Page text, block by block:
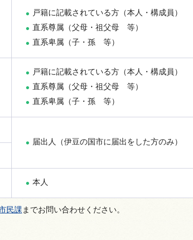
戸籍に記載されている方（本人・構成員）
直系尊属（父母・祖父母
等）
直系卑属（子・孫
等）
戸籍に記載されている方（本人・構成員）
直系尊属（父母・祖父母
等）
直系卑属（子・孫
等）
届出人（伊豆の国市に届出をした方のみ）
本人
民課 までお問い合わせください。